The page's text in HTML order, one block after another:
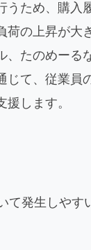
うため、購
荷の上昇が
、たのめー
じて、従業
します。
て発生しや